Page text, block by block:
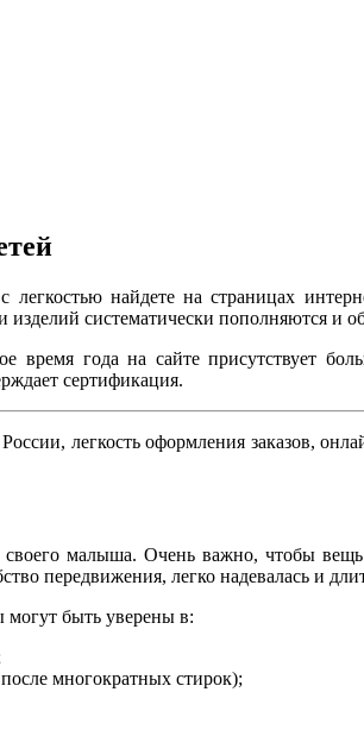
найдете на страницах
изделий систематически пополняются и
года на сайте присутствует
сертификация.
легкость оформления заказов,
малыша. Очень важно, чтобы
передвижения, легко надевалась и
быть уверены в:
многократных стирок);